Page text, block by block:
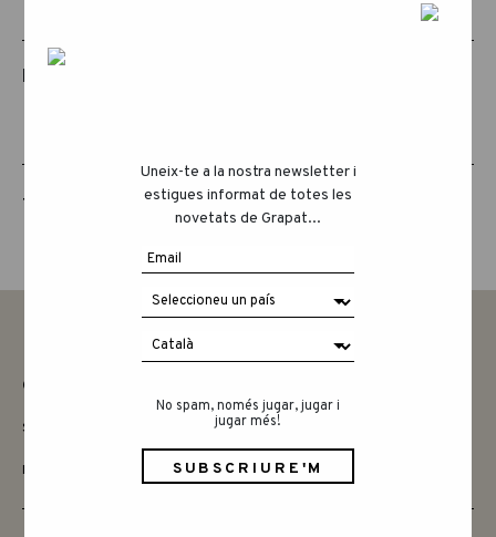
PRODUCTES RELACIONATS
THE ANIMAL CREW
Uneix-te a la nostra newsletter i
estigues informat de totes les
novetats de Grapat...
No spam, només jugar, jugar i
jugar més!
CONTACTAR
SAY HELLO
INSTAGRAM